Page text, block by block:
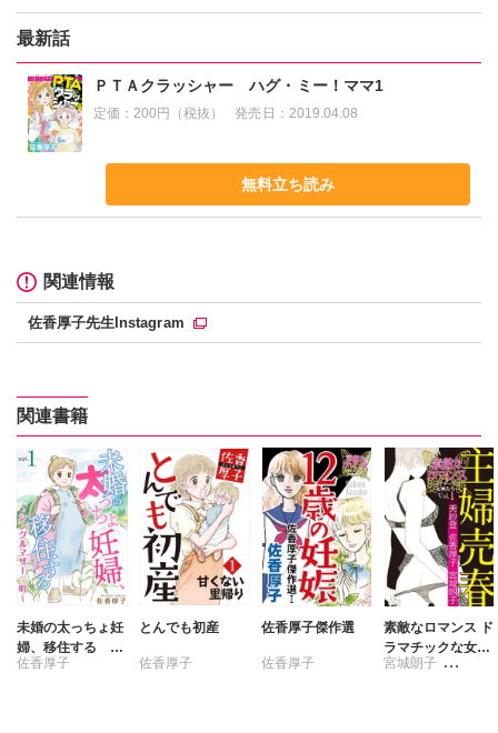
最新話
ＰＴＡクラッシャー ハグ・ミー！ママ1
定価：200円（税抜） 発売日： 2019.04.08
無料立ち読み
関連情報
佐香厚子先生Instagram
関連書籍
未婚の太っちょ妊
婦、移住する ～
シングルマザーの
佐香厚子
とんでも初産
佐香厚子
佐香厚子傑作選
佐香厚子
素敵なロマンス ド
ラマチックな女神
たち
宮城朗子